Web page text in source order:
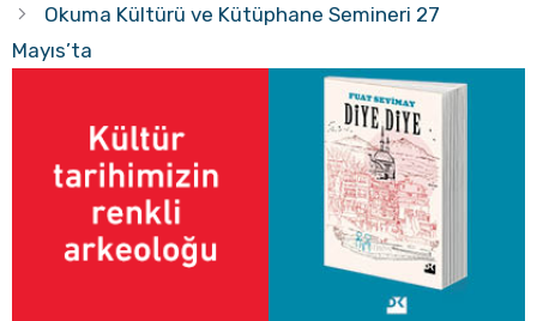
Okuma Kültürü ve Kütüphane Semineri 27
Mayıs’ta